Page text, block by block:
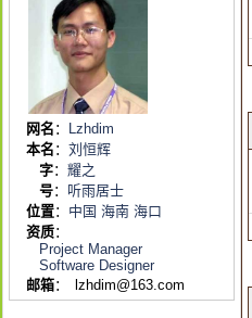
网名 ： Lzhdim
本名 ： 刘恒辉
字： 耀之
号： 听雨居士
位置： 中国 海南 海口
资质：
Project Manager
Software Designer
邮箱： lzhdim@163.com